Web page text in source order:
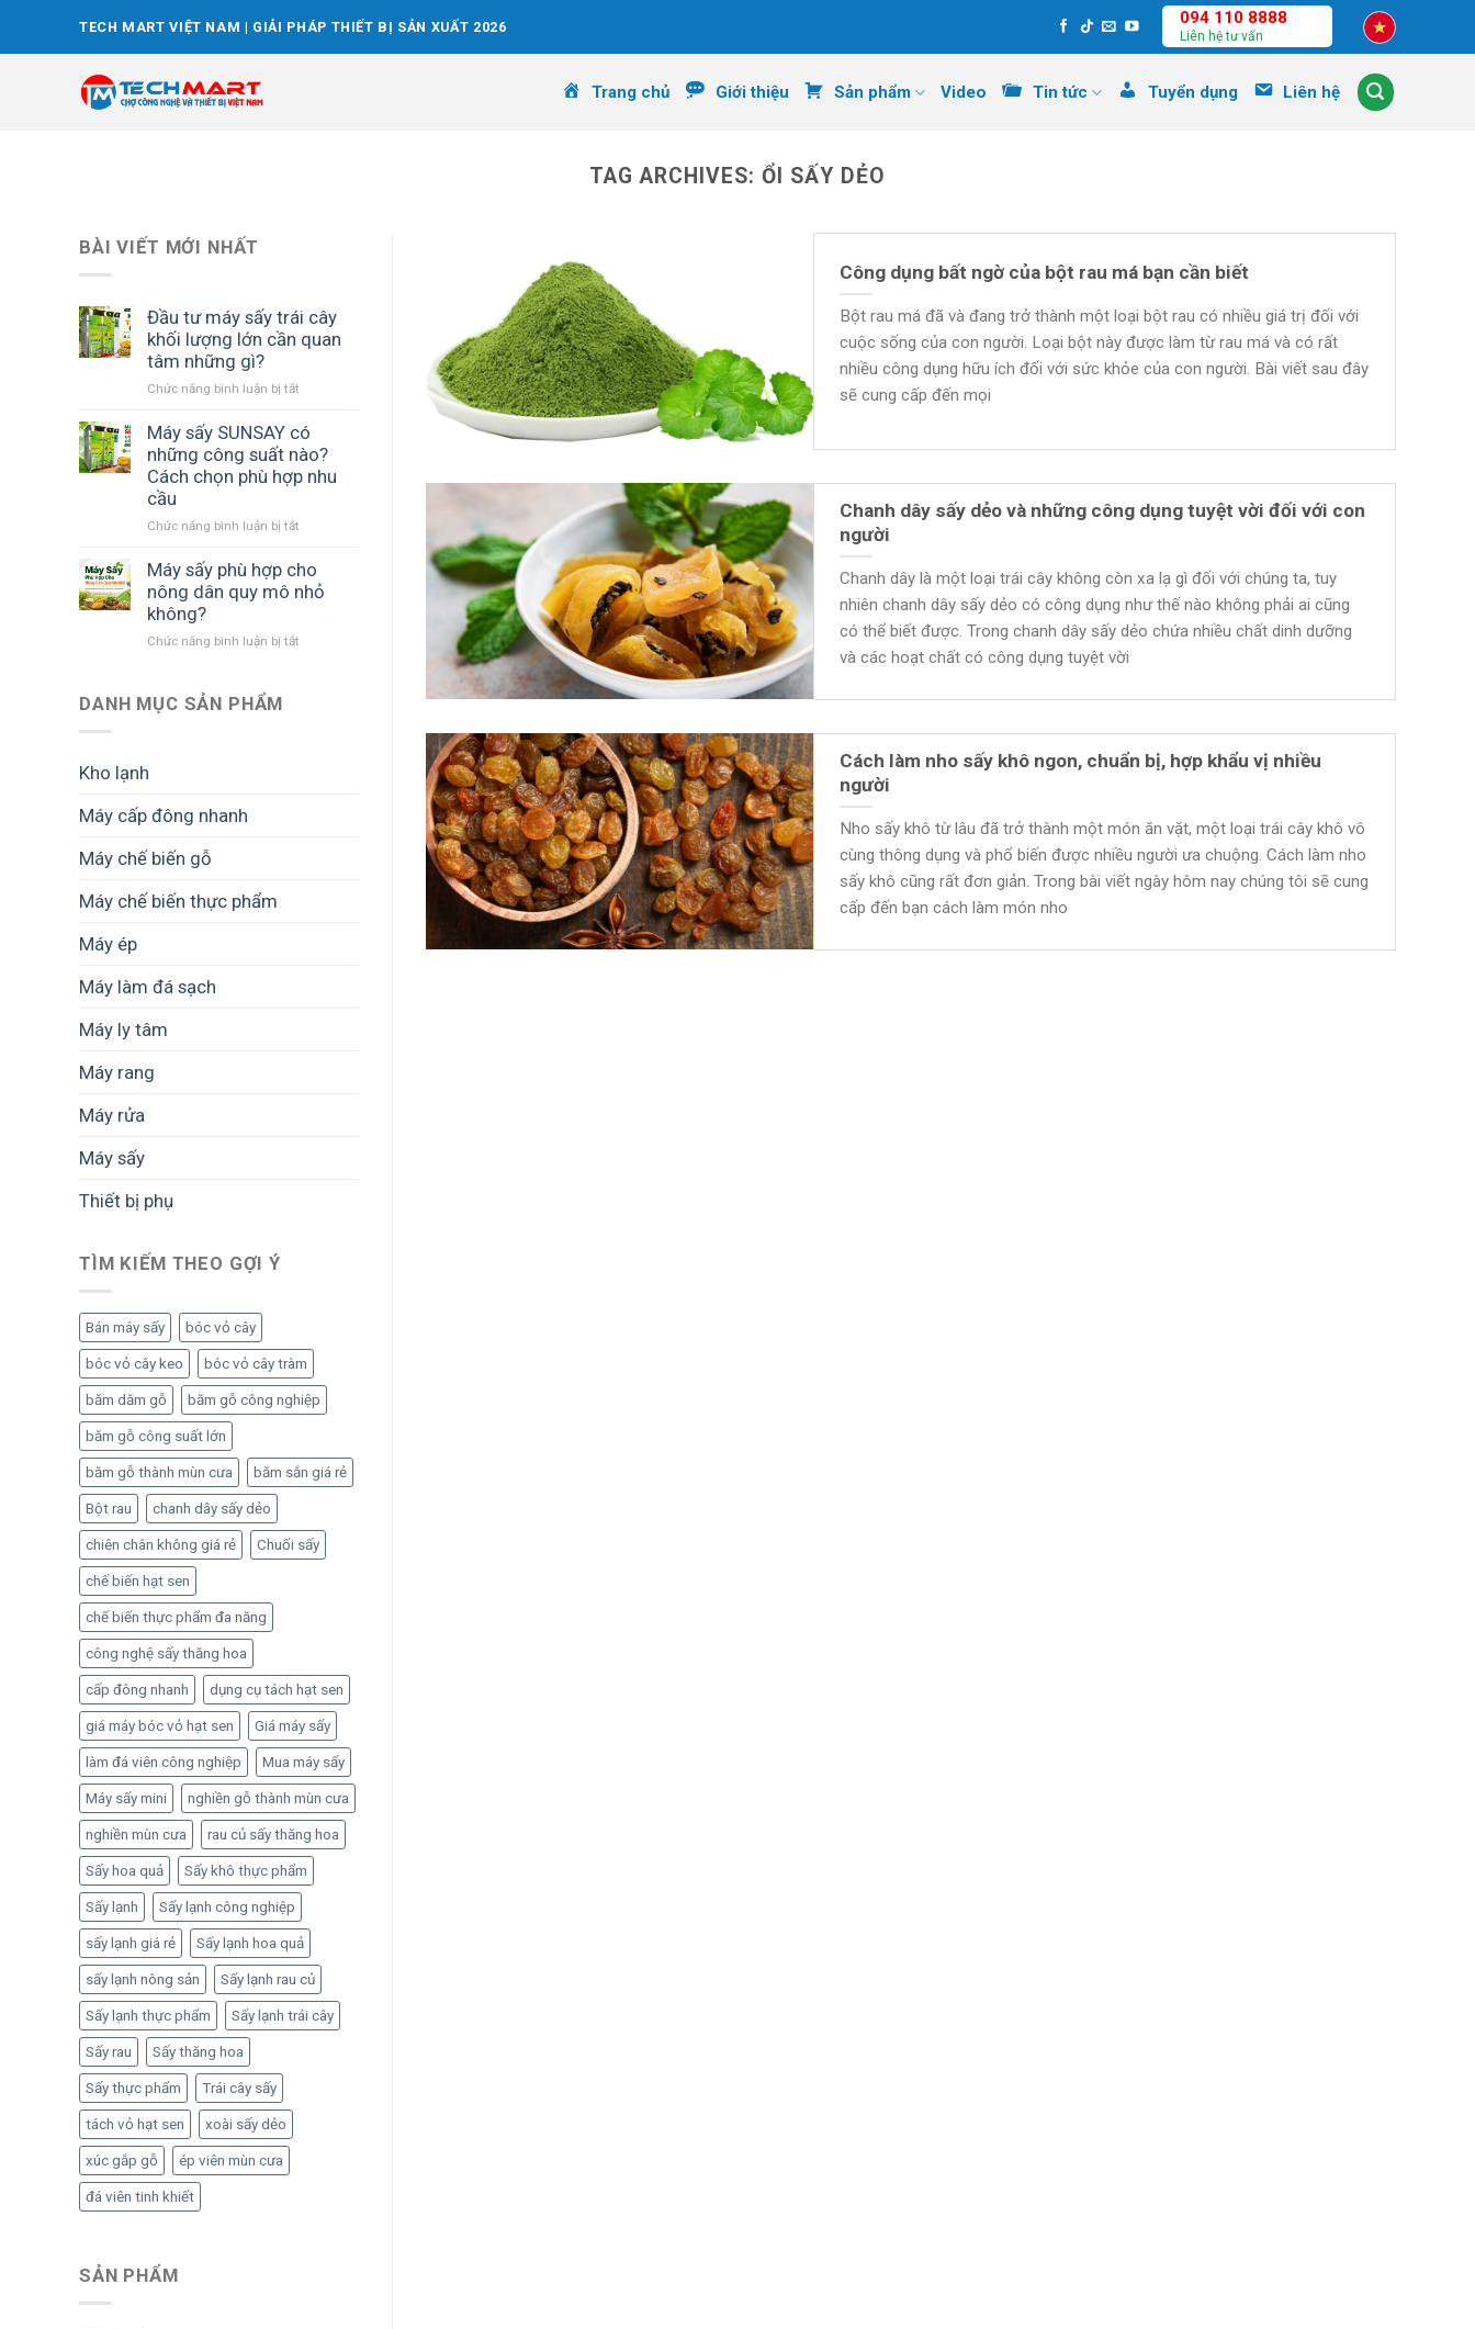
TECH MART VIỆT NAM | GIẢI PHÁP THIẾT BỊ SẢN XUẤT 2026 094 110 8888
Liên hệ tư vấn
Trang chủ Giới thiệu Sản phẩm Video Tin tức Tuyển dụng Liên hệ
TAG ARCHIVES: ỔI SẤY DẺO
BÀI VIẾT MỚI NHẤT
Đầu tư máy sấy trái cây
khối lượng lớn cần quan
tâm những gì?
Chức năng bình luận bị tắt
tư
máy
sấy
trái
lớn
cần
quan
Máy sấy SUNSAY có
những công suất nào?
Cách chọn phù hợp nhu
cầu
Chức năng bình luận bị tắt
sấy
SUNSAY
có
Máy sấy phù hợp cho
nông dân quy mô nhỏ
không?
Chức năng bình luận bị tắt
DANH MỤC SẢN PHẨM
Kho lạnh
Máy cấp đông nhanh
Máy chế biến gỗ
Máy chế biến thực phẩm
Máy ép
Máy làm đá sạch
Máy ly tâm
Máy rang
Máy rửa
Máy sấy
Thiết bị phụ
TÌM KIẾM THEO GỢI Ý
Bán máy sấy bóc vỏ cây
bóc vỏ cây keo bóc vỏ cây tràm
băm dăm gỗ băm gỗ công nghiệp
băm gỗ công suất lớn
băm gỗ thành mùn cưa băm sắn giá rẻ
Bột rau chanh dây sấy dẻo
chiên chân không giá rẻ Chuối sấy
chế biến hạt sen
chế biến thực phẩm đa năng
công nghệ sấy thăng hoa
cấp đông nhanh dụng cụ tách hạt sen
giá máy bóc vỏ hạt sen Giá máy sấy
làm đá viên công nghiệp Mua máy sấy
Máy sấy mini nghiền gỗ thành mùn cưa
nghiền mùn cưa rau củ sấy thăng hoa
Sấy hoa quả Sấy khô thực phẩm
Sấy lạnh Sấy lạnh công nghiệp
sấy lạnh giá rẻ Sấy lạnh hoa quả
sấy lạnh nông sản Sấy lạnh rau củ
Sấy lạnh thực phẩm Sấy lạnh trái cây
Sấy rau Sấy thăng hoa
Sấy thực phẩm Trái cây sấy
tách vỏ hạt sen xoài sấy dẻo
xúc gắp gỗ ép viên mùn cưa
đá viên tinh khiết
SẢN PHẨM
Công dụng bất ngờ của bột rau má bạn cần biết
Bột rau má đã và đang trở thành một loại bột rau có nhiều giá trị đối với
cuộc sống của con người. Loại bột này được làm từ rau má và có rất
nhiều công dụng hữu ích đối với sức khỏe của con người. Bài viết sau đây
sẽ cung cấp đến mọi
Chanh dây sấy dẻo và những công dụng tuyệt vời đối với con
người
Chanh dây là một loại trái cây không còn xa lạ gì đối với chúng ta, tuy
nhiên chanh dây sấy dẻo có công dụng như thế nào không phải ai cũng
có thể biết được. Trong chanh dây sấy dẻo chứa nhiều chất dinh dưỡng
và các hoạt chất có công dụng tuyệt vời
Cách làm nho sấy khô ngon, chuẩn bị, hợp khẩu vị nhiều
người
Nho sấy khô từ lâu đã trở thành một món ăn vặt, một loại trái cây khô vô
cùng thông dụng và phổ biến được nhiều người ưa chuộng. Cách làm nho
sấy khô cũng rất đơn giản. Trong bài viết ngày hôm nay chúng tôi sẽ cung
cấp đến bạn cách làm món nho